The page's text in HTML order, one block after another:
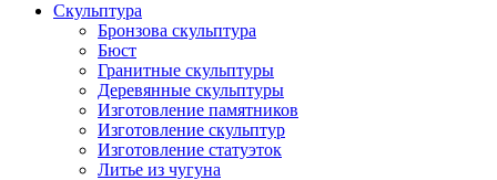
Скульптура
Бронзова скульптура
Бюст
Гранитные скульптуры
Деревянные скульптуры
Изготовление памятников
Изготовление скульптур
Изготовление статуэток
Литье из чугуна